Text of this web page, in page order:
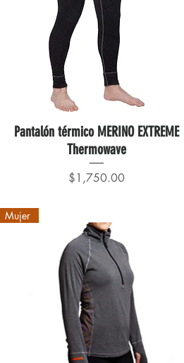
Pantalón térmico MERINO EXTREME
Thermowave
Precio
$1,750.00
Mujer